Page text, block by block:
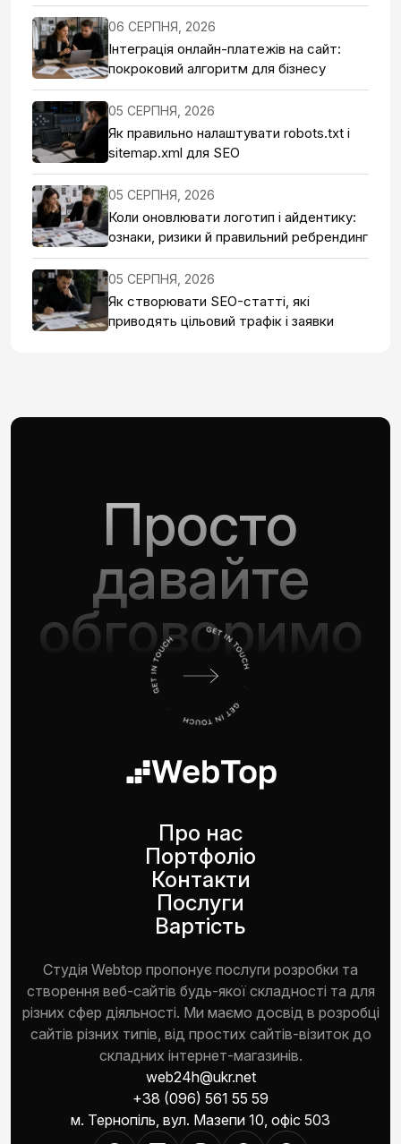
06 СЕРПНЯ, 2026
Інтеграція онлайн-платежів на сайт:
покроковий алгоритм для бізнесу
05 СЕРПНЯ, 2026
Як правильно налаштувати robots.txt і
sitemap.xml для SEO
05 СЕРПНЯ, 2026
Коли оновлювати логотип і айдентику:
ознаки, ризики й правильний ребрендинг
05 СЕРПНЯ, 2026
Як створювати SEO-статті, які
приводять цільовий трафік і заявки
Просто
давайте
обговоримо
Про нас
Портфоліо
Контакти
Послуги
Вартість
Студія Webtop пропонує послуги розробки та
створення веб-сайтів будь-якої складності та для
різних сфер діяльності. Ми маємо досвід в розробці
сайтів різних типів, від простих сайтів-візиток до
складних інтернет-магазинів.
web24h@ukr.net
+38 (096) 561 55 59
м. Тернопіль, вул. Мазепи 10, офіс 503